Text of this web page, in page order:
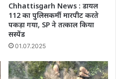
Chhattisgarh News : डायल
112 का पुलिसकर्मी मारपीट करते
पकड़ा गया, SP ने तत्काल किया
सस्पेंड
01.07.2025